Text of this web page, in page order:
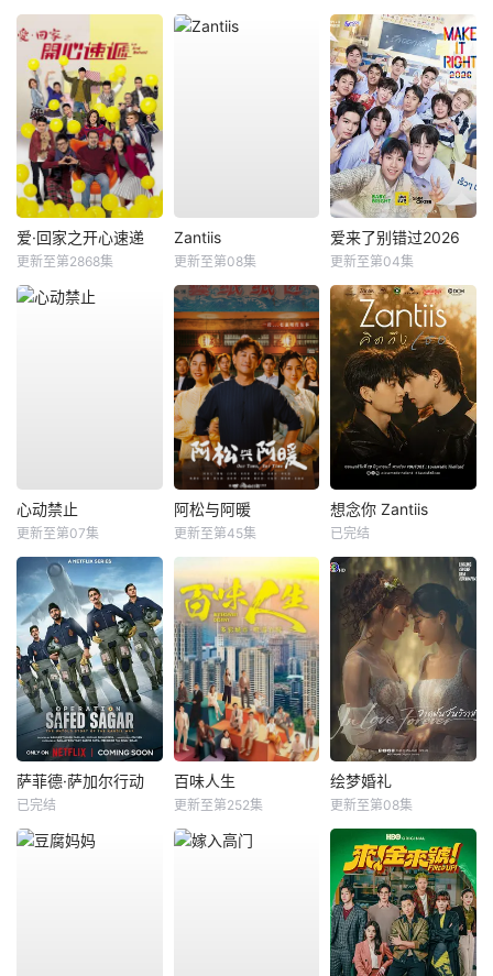
爱·回家之开心速递
更新至第2868集
Zantiis
更新至第08集
爱来了别错过2026
更新至第04集
心动禁止
更新至第07集
阿松与阿暖
更新至第45集
想念你 Zantiis
已完结
萨菲德·萨加尔行动
已完结
百味人生
更新至第252集
绘梦婚礼
更新至第08集